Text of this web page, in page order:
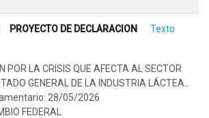
PROYECTO DE DECLARACION
Texto
POR LA CRISIS QUE AFECTA AL SECTOR
GENERAL DE LA INDUSTRIA LÁCTEA..
28/05/2026
FEDERAL